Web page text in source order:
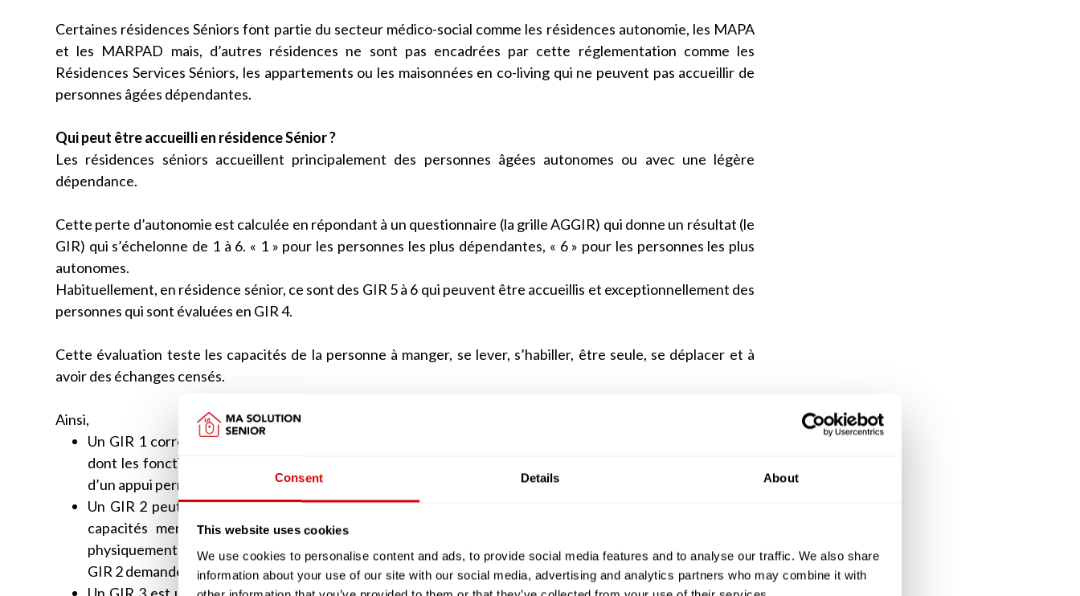
Consent Details About
This website uses cookies
We use cookies to personalise content and ads, to provide social media features and to analyse our traffic. We also share
information about your use of our site with our social media, advertising and analytics partners who may combine it with
Certaines résidences Séniors font partie du secteur médico-social comme les résidences autonomie, les MAPA
et les MARPAD mais, d’autres résidences ne sont pas encadrées par cette réglementation comme les
Résidences Services Séniors, les appartements ou les maisonnées en co-living qui ne peuvent pas accueillir de
personnes âgées dépendantes.
Qui peut être accueilli en résidence Sénior ?
Les résidences séniors accueillent principalement des personnes âgées autonomes ou avec une légère
dépendance.
Cette perte d’autonomie est calculée en répondant à un questionnaire (la grille AGGIR) qui donne un résultat (le
GIR) qui s’échelonne de 1 à 6. « 1 » pour les personnes les plus dépendantes, « 6 » pour les personnes les plus
autonomes.
Habituellement, en résidence sénior, ce sont des GIR 5 à 6 qui peuvent être accueillis et exceptionnellement des
personnes qui sont évaluées en GIR 4.
Cette évaluation teste les capacités de la personne à manger, se lever, s’habiller, être seule, se déplacer et à
avoir des échanges censés.
Ainsi,
Un GIR 1 correspondra bien souvent à une personne alitée ou assise en permanence dans un fauteuil et
dont les fonctions mentales sont malheureusement très altérées. Cette personne âgée devra bénéficier
d’un appui permanent.
Un GIR 2 peut correspondre, tout comme le GIR 1, à une personne alitée ou en fauteuil mais avec des
capacités mentales qui ne sont pas totalement altérées ou, à l’inverse, à une personne qui est
physiquement autonome mais dont les fonctions mentales sont altérées. La personne qui sera évaluée en
GIR 2 demandera, tout comme le GIR 1, une surveillance permanente.